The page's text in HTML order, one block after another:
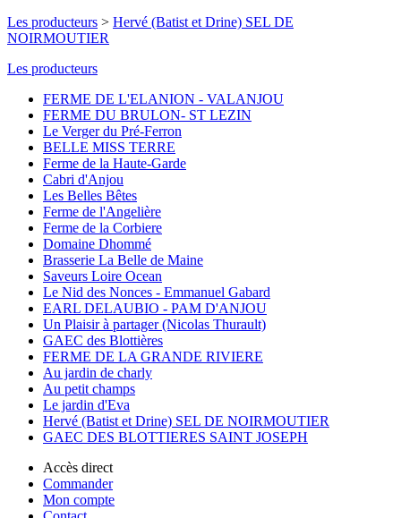
Les producteurs > Hervé (Batist et Drine) SEL DE
NOIRMOUTIER
Les producteurs
FERME DE L'ELANION - VALANJOU
FERME DU BRULON- ST LEZIN
Le Verger du Pré-Ferron
BELLE MISS TERRE
Ferme de la Haute-Garde
Cabri d'Anjou
Les Belles Bêtes
Ferme de l'Angelière
Ferme de la Corbiere
Domaine Dhommé
Brasserie La Belle de Maine
Saveurs Loire Ocean
Le Nid des Nonces - Emmanuel Gabard
EARL DELAUBIO - PAM D'ANJOU
Un Plaisir à partager (Nicolas Thurault)
GAEC des Blottières
FERME DE LA GRANDE RIVIERE
Au jardin de charly
Au petit champs
Le jardin d'Eva
Hervé (Batist et Drine) SEL DE NOIRMOUTIER
GAEC DES BLOTTIERES SAINT JOSEPH
Accès direct
Commander
Mon compte